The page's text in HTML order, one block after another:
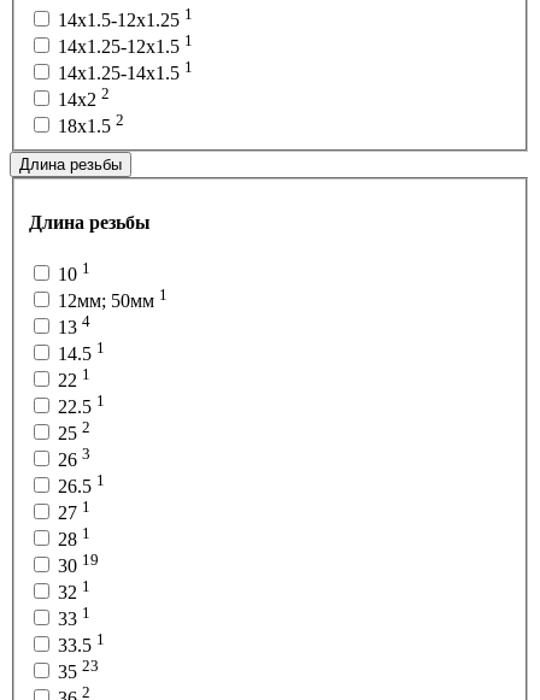
14x1.5-12x1.25 1
14x1.25-12x1.5 1
14x1.25-14x1.5 1
14х2 2
18x1.5 2
Длина резьбы
Длина резьбы
10 1
12мм; 50мм 1
13 4
14.5 1
22 1
22.5 1
25 2
26 3
26.5 1
27 1
28 1
30 19
32 1
33 1
33.5 1
35 23
2